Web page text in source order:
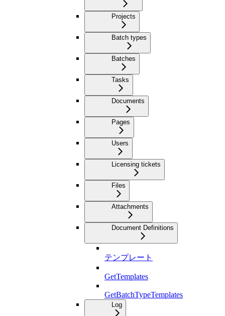
Projects
Batch types
Batches
Tasks
Documents
Pages
Users
Licensing tickets
Files
Attachments
Document Definitions
テンプレート
GetTemplates
GetBatchTypeTemplates
Log